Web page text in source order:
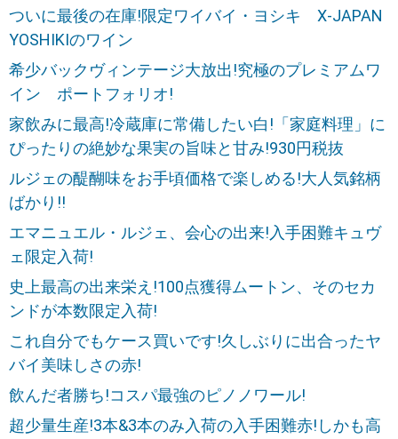
ついに最後の在庫!限定ワイバイ・ヨシキ X-JAPAN
YOSHIKIのワイン
希少バックヴィンテージ大放出!究極のプレミアムワ
イン ポートフォリオ!
家飲みに最高!冷蔵庫に常備したい白!「家庭料理」に
ぴったりの絶妙な果実の旨味と甘み!930円税抜
ルジェの醍醐味をお手頃価格で楽しめる!大人気銘柄
ばかり!!
エマニュエル・ルジェ、会心の出来!入手困難キュヴ
ェ限定入荷!
史上最高の出来栄え!100点獲得ムートン、そのセカ
ンドが本数限定入荷!
これ自分でもケース買いです!久しぶりに出合ったヤ
バイ美味しさの赤!
飲んだ者勝ち!コスパ最強のピノノワール!
超少量生産!3本&3本のみ入荷の入手困難赤!しかも高